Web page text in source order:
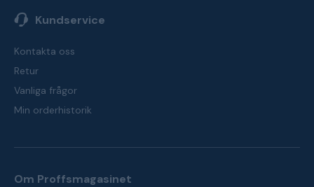
Kundservice
Kontakta oss
Retur
Vanliga frågor
Min orderhistorik
Om Proffsmagasinet